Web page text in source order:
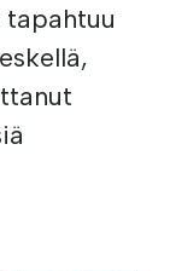
tapahtuu